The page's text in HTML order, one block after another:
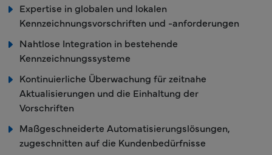
Expertise in globalen und lokalen
Kennzeichnungsvorschriften und -anforderungen
Nahtlose Integration in bestehende
Kennzeichnungssysteme
Kontinuierliche Überwachung für zeitnahe
Aktualisierungen und die Einhaltung der
Vorschriften
Maßgeschneiderte Automatisierungslösungen,
zugeschnitten auf die Kundenbedürfnisse